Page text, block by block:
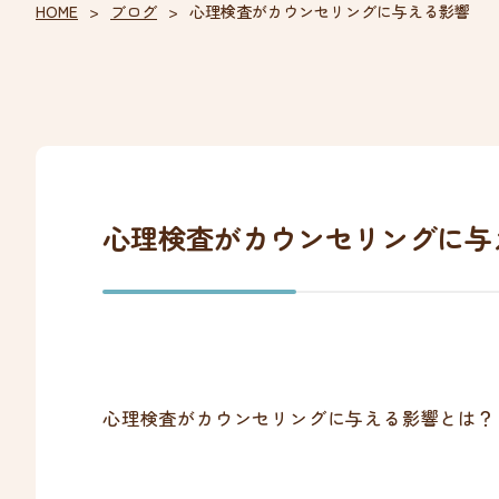
HOME ブログ 心理検査がカウンセリングに与える影響
心理検査がカウンセリングに
心理検査がカウンセリングに与える影響とは？